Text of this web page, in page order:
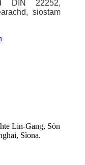
DIN 22252,
siostam
Lin-Gang, Sòn
Sìona.